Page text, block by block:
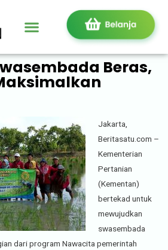
Beras,
Jakarta,
Beritasatu.com –
Kementerian
Pertanian
(Kementan)
bertekad untuk
mewujudkan
swasembada
dari program Nawacita pemerintah